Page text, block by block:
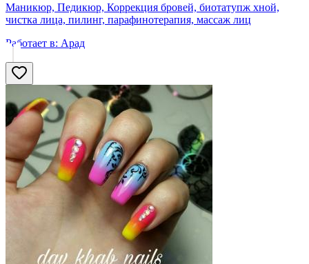
Маникюр, Педикюр, Коррекция бровей, биотатупж хной,
чистка лица, пилинг, парафинотерапия, массаж лиц
Работает в: Арад